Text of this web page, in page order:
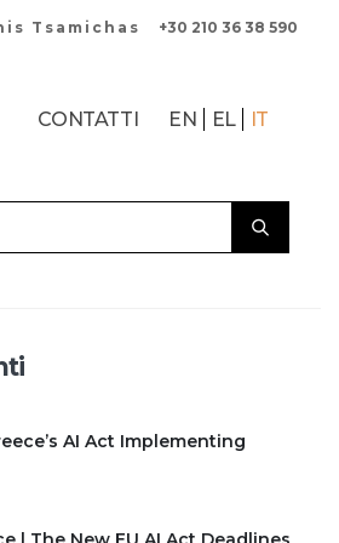
Tsamichas +30 210 36 38 590
CONTATTI EN EL IT
AI Act Implementing